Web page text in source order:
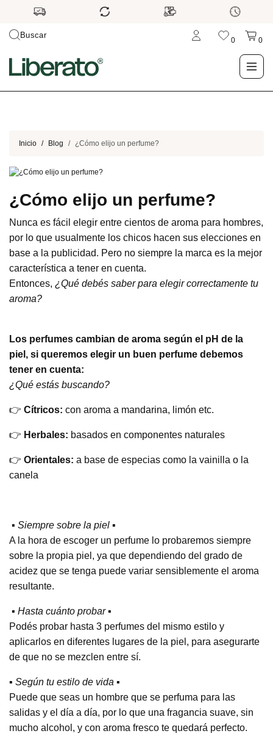
Buscar
0 0
TIENDA
OUTLET
Inicio Blog ¿Cómo elijo un perfume?
¿Cómo elijo un perfume?
Nunca es fácil elegir entre cientos de aroma para hombres,
por lo que usualmente los chicos hacen sus elecciones en
base a la publicidad. Pero no siempre la marca es la mejor
característica a tener en cuenta.
Entonces, ¿Qué debés saber para elegir correctamente tu
aroma?
Los perfumes cambian de aroma según el pH de la
piel, si queremos elegir un buen perfume debemos
tener en cuenta:
¿Qué estás buscando?
👉 Cítricos: con aroma a mandarina, limón etc.
👉 Herbales: basados en componentes naturales
👉 Orientales: a base de especias como la vainilla o la
canela
▪️ Siempre sobre la piel ▪️
A la hora de escoger un perfume lo probaremos siempre
sobre la propia piel, ya que dependiendo del grado de
acidez que se tenga puede variar sensiblemente el aroma
resultante.
▪️ Hasta cuánto probar ▪️
Podés probar hasta 3 perfumes del mismo estilo y
aplicarlos en diferentes lugares de la piel, para asegurarte
de que no se mezclen entre sí.
▪️ Según tu estilo de vida ▪️
Puede que seas un hombre que se perfuma para las
salidas y el día a día, por lo que una fragancia suave, sin
mucho alcohol, y con aroma fresco te quedará perfecto.